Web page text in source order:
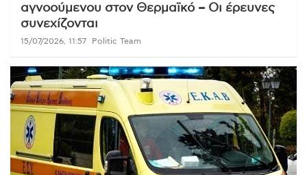
αγνοούμενου στον Θερμαϊκό – Οι έρευνες
συνεχίζονται
15/07/2026, 11:57 Politic Team